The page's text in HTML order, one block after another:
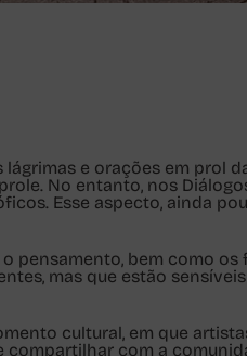
e orações em prol
No entanto, nos
Esse aspecto, ainda
pensamento, bem como
mas que estão
cultural, em que
com a